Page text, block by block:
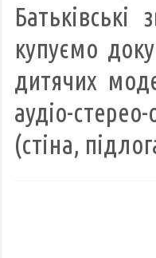
купуємо
дитячих
аудіо-
(стіна,